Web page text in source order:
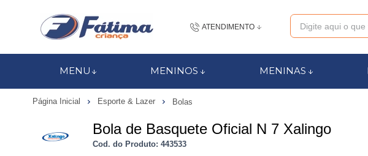
ATENDIMENTO
MENU MENINOS MENINAS
Página Inicial Esporte & Lazer Bolas
Bola de Basquete Oficial N 7 Xalingo
Cod. do Produto: 443533